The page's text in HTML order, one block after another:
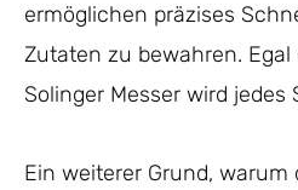
ermöglichen präzises
Zutaten zu bewahren.
Solinger Messer wird
Ein weiterer Grund,